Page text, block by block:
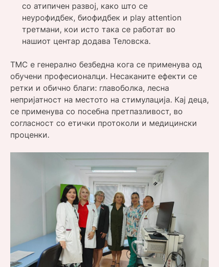
со атипичен развој, како што се
неурофидбек, биофидбек и play attention
третмани, кои исто така се работат во
нашиот центар додава Теловска.
ТМС е генерално безбедна кога се применува од
обучени професионалци. Несаканите ефекти се
ретки и обично благи: главоболка, лесна
непријатност на местото на стимулација. Кај деца,
се применува со посебна претпазливост, во
согласност со етички протоколи и медицински
проценки.